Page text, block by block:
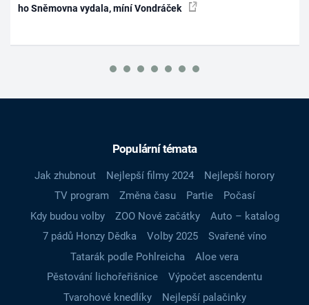
ho Sněmovna vydala, míní Vondráček
Populární témata
Jak zhubnout Nejlepší filmy 2024
Nejlepší horory
TV program
Změna času Partie
Počasí
Kdy budou volby
ZOO Nové začátky
Auto – katalog
7 pádů Honzy Dědka
Volby 2025
Svařené víno
Tatarák podle Pohlreicha
Aloe vera
Pěstování lichořeřišnice
Výpočet ascendentu
Tvarohové knedlíky
Nejlepší palačinky